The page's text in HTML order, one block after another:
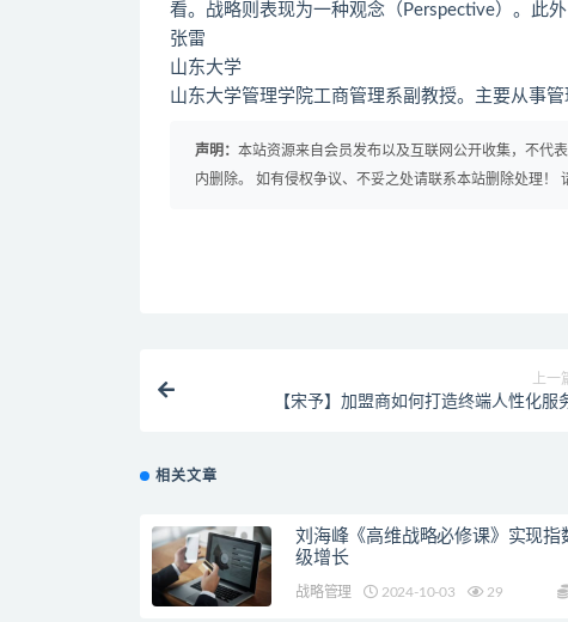
看。战略则表现为一种观念（Perspective）。此
张雷
山东大学
山东大学管理学院工商管理系副教授。主要从事
声明： 本站资源来自会员发布以及互联网公开收集，不代
内删除。 如有侵权争议、不妥之处请联系本站删除处理！
上一
【宋予】加盟商如何打造终端人性化服
相关文章
刘海峰《高维战略必修课》实现指
级增长
战略管理 2024-10-03 29